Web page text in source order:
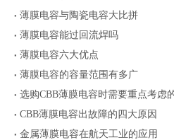
薄膜电容与陶瓷电容大比拼
薄膜电容能过回流焊吗
薄膜电容六大优点
薄膜电容的容量范围有多广
选购CBB薄膜电容时需要重点考虑
CBB薄膜电容出故障的四大原因
金属薄膜电容在航天工业的应用